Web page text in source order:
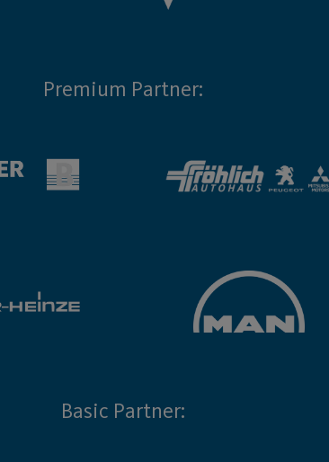
Premium Partner:
Basic Partner: